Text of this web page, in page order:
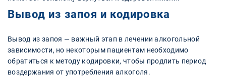
Вывод из запоя и кодировка
Вывод из запоя — важный этап в лечении алкогольной
зависимости, но некоторым пациентам необходимо
обратиться к методу кодировки, чтобы продлить период
воздержания от употребления алкоголя.